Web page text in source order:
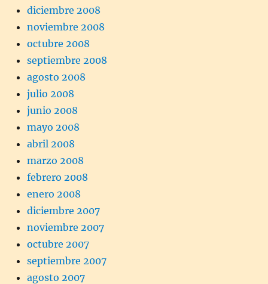
diciembre 2008
noviembre 2008
octubre 2008
septiembre 2008
agosto 2008
julio 2008
junio 2008
mayo 2008
abril 2008
marzo 2008
febrero 2008
enero 2008
diciembre 2007
noviembre 2007
octubre 2007
septiembre 2007
agosto 2007